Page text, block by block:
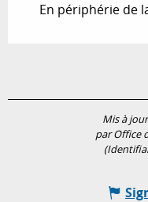
En périphérie de
Mis à
par Office